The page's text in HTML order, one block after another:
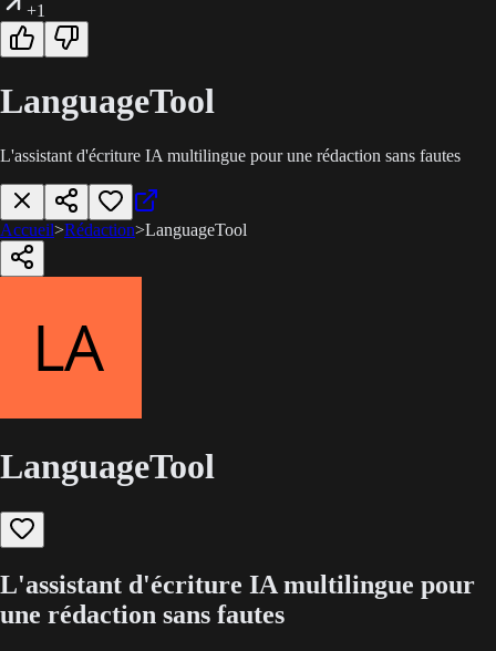
+1
LanguageTool
L'assistant d'écriture IA multilingue pour une rédaction sans fautes
Accueil>Rédaction>LanguageTool
LanguageTool
L'assistant d'écriture IA multilingue pour
une rédaction sans fautes